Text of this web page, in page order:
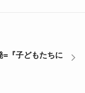
=『子どもたちに